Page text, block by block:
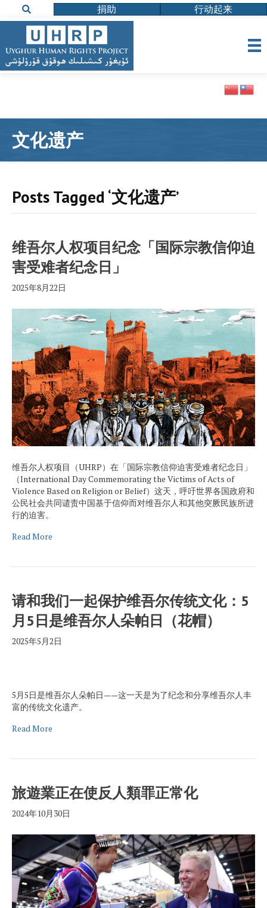
捐助 行动起来
文化遗产
Posts Tagged ‘文化遗产’
维吾尔人权项目纪念「国际宗教信仰迫
害受难者纪念日」
2025年8月22日
维吾尔人权项目（UHRP）在「国际宗教信仰迫害受难者纪念日」
（International Day Commemorating the Victims of Acts of
Violence Based on Religion or Belief）这天，呼吁世界各国政府和
公民社会共同谴责中国基于信仰而对维吾尔人和其他突厥民族所进
行的迫害。
Read More
请和我们一起保护维吾尔传统文化：5
月5日是维吾尔人朵帕日（花帽）
2025年5月2日
5月5日是维吾尔人朵帕日——这一天是为了纪念和分享维吾尔人丰
富的传统文化遗产。
Read More
旅遊業正在使反人類罪正常化
2024年10月30日